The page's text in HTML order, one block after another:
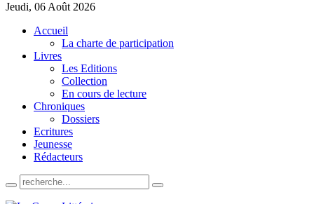
Jeudi, 06 Août 2026
Accueil
La charte de participation
Livres
Les Editions
Collection
En cours de lecture
Chroniques
Dossiers
Ecritures
Jeunesse
Rédacteurs